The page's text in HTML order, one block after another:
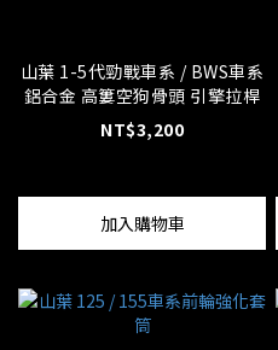
山葉 1-5代勁戰車系 / BWS車系
鋁合金 高簍空狗骨頭 引擎拉桿
NT$3,200
加入購物車